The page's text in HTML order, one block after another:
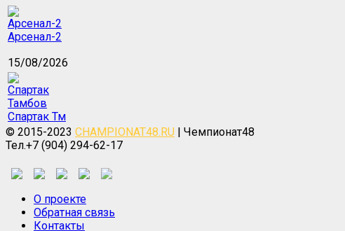
Арсенал-2
15/08/2026
Спартак Тм
© 2015-2023 CHAMPIONAT48.RU | Чемпионат48
Тел.+7 (904) 294-62-17
О проекте
Обратная связь
Контакты